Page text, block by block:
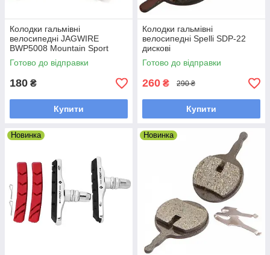
Колодки гальмівні
велосипедні JAGWIRE
BWP5008 Mountain Sport
(Basics Comp Mountain XC) V-
brake 72 mm
Готово до відправки
180 ₴
Купити
Колодки гальмівні
велосипедні Spelli SDP-22
дискові
Готово до відправки
260 ₴ 290 ₴
Купити
Новинка Новинка